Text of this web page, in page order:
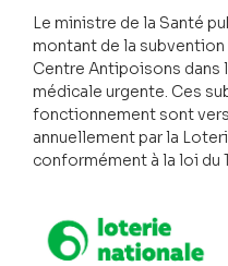
Le ministre de la Santé
montant de la subvention
Centre Antipoisons dans
médicale urgente. Ces
fonctionnement sont
annuellement par la
conformément à la loi du
Loterie Nationale